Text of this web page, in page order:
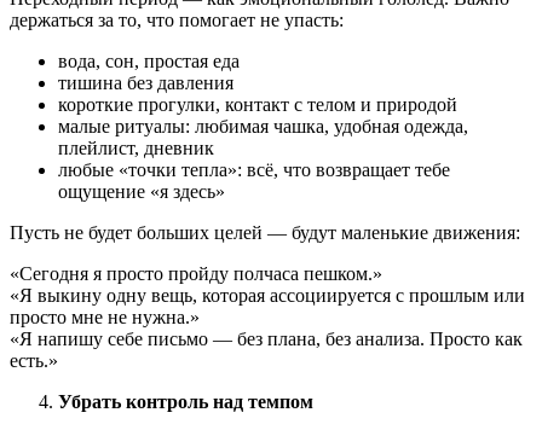
держаться за то, что помогает не упасть:
вода, сон, простая еда
тишина без давления
короткие прогулки, контакт с телом и природой
малые ритуалы: любимая чашка, удобная одежда,
плейлист, дневник
любые «точки тепла»: всё, что возвращает тебе
ощущение «я здесь»
Пусть не будет больших целей — будут маленькие движения:
«Сегодня я просто пройду полчаса пешком.»
«Я выкину одну вещь, которая ассоциируется с прошлым или
просто мне не нужна.»
«Я напишу себе письмо — без плана, без анализа. Просто как
есть.»
Убрать контроль над темпом